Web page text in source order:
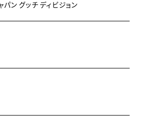
ン グッチ ディビジョン